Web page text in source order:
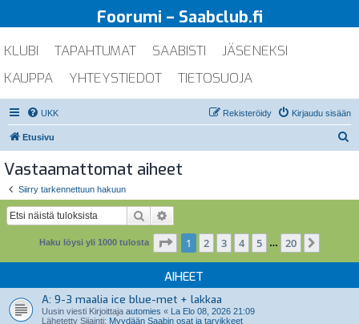
Foorumi – Saabclub.fi
KLUBI TAPAHTUMAT SAABISTI
JÄSENEKSI
KAUPPA
YHTEYSTIEDOT TIETOSUOJA
UKK Kirjaudu sisään
Rekisteröidy
Etusivu
Vastaamattomat aiheet
Siirry tarkennettuun hakuun
Etsi
Haku löysi yli 1000 tulosta Sivu /20
1 2 3 4 5 … 20
AIHEET
A: 9-3 maalia ice blue-met + lakkaa
Uusin viesti Kirjoittaja automies « La Elo 08, 2026 21:09
Lähetetty Sijainti: Myydään Saabin osat ja tarvikkeet